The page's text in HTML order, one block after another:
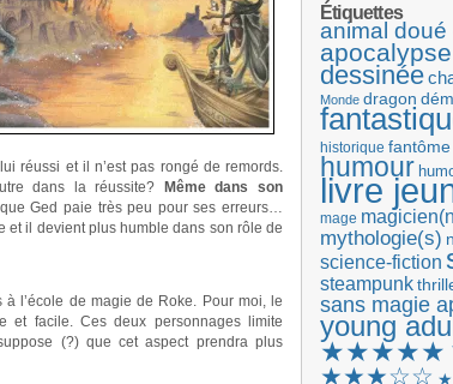
réussi et il n’est pas rongé de remords.
dans la réussite?
Même dans son
Ged paie très peu pour ses erreurs…
et il devient plus humble dans son rôle de
l’école de magie de Roke. Pour moi, le
et facile. Ces deux personnages limite
(?) que cet aspect prendra plus
Étiquettes
animal doué
apocalypse
dessinée
Monde dragon
historique fantôme
humour
livre
mage
mythologie(s)
science-fiction
steampunk
sans magie
young
★★★★★
★★★☆☆